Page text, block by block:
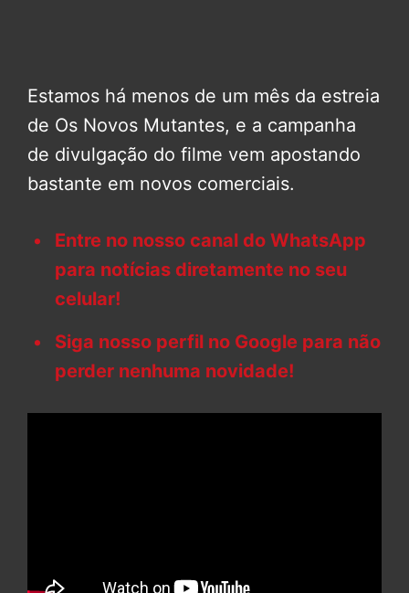
Estamos há menos de um mês da estreia
de Os Novos Mutantes, e a campanha
de divulgação do filme vem apostando
bastante em novos comerciais.
Entre no nosso canal do WhatsApp
para notícias diretamente no seu
celular!
Siga nosso perfil no Google para não
perder nenhuma novidade!